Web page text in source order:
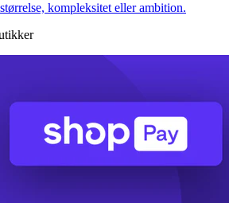
kompleksitet eller ambition.